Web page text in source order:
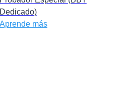
Dedicado)
Aprende más